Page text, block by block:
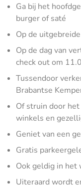
Ga bij het
burger of saté
Op de
Op de dag van
check out om
Tussendoor
Brabantse
Of struin door
winkels en
Geniet van een
Gratis
Ook geldig in het
Uiteraard wordt